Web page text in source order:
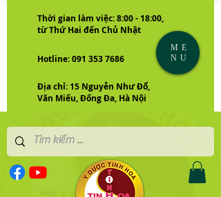
Thời gian làm việc: 8:00 - 18:00,
từ Thứ Hai đến Chủ Nhật
Hotline: 091 353 7686
Địa chỉ: 15 Nguyễn Như Đổ,
Văn Miếu, Đống Đa, Hà Nội
ME
NU